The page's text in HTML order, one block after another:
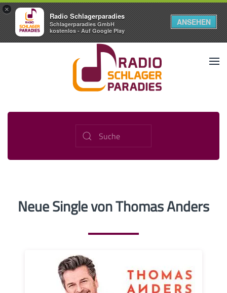
×
Radio Schlagerparadies
Schlagerparadies GmbH
kostenlos - Auf Google Play
ANSEHEN
Neue Single von Thomas Anders